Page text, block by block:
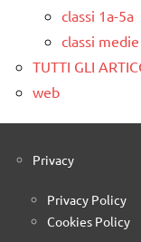
classi 1a-5a
classi medie
TUTTI GLI
web
Privacy
Privacy Policy
Cookies Policy